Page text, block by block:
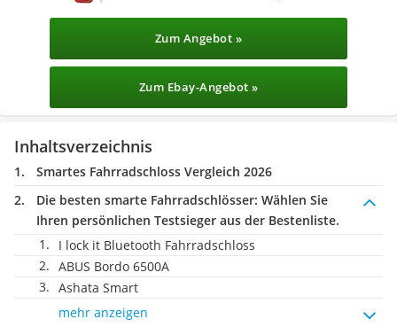
Zum Angebot »
Zum Ebay-Angebot »
Inhaltsverzeichnis
Smartes Fahrradschloss Vergleich 2026
Die besten smarte Fahrradschlösser: Wählen Sie
Ihren persönlichen Testsieger aus der Bestenliste.
I lock it Bluetooth Fahrradschloss
ABUS Bordo 6500A
Ashata Smart
mehr anzeigen